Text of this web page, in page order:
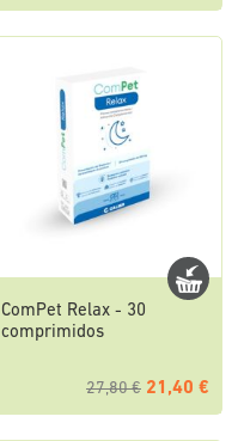
ComPet Relax - 30
comprimidos
27,80 € 21,40 €